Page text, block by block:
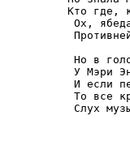
Кто где,
Ох,
Но в
У Мэри
И если
То все
Слух